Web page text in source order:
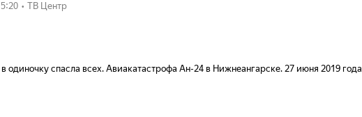
• ТВ Центр
одиночку спасла всех. Авиакатастрофа Ан-24 в Нижнеангарске. 27 июня 2019 года